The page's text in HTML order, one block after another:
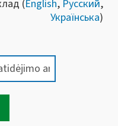
(English, Русский,
Українська)